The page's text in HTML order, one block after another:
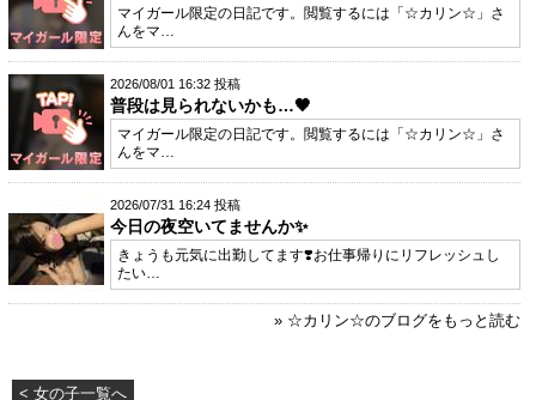
マイガール限定の日記です。閲覧するには「☆カリン☆」さ
んをマ…
2026/08/01 16:32 投稿
普段は見られないかも…🖤
マイガール限定の日記です。閲覧するには「☆カリン☆」さ
んをマ…
2026/07/31 16:24 投稿
今日の夜空いてませんか✨️
きょうも元気に出勤してます❣️お仕事帰りにリフレッシュし
たい…
» ☆カリン☆のブログをもっと読む
< 女の子一覧へ